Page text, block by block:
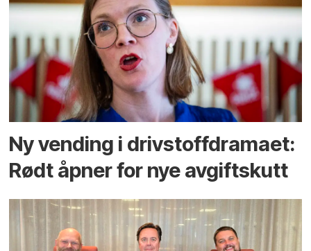
Ny vending i drivstoffdramaet:
Rødt åpner for nye avgiftskutt